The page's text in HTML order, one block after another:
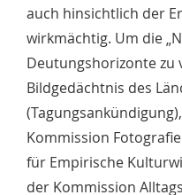
auch hinsichtlich der
wirkmächtig. Um die
Deutungshorizonte zu
Bildgedächtnis des
Kommission
für Empirische
der Kommission